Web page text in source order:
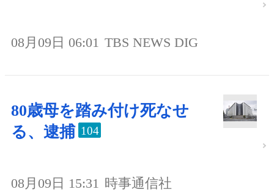
08月09日 06:01 TBS NEWS DIG
80歳母を踏み付け死なせ
る、逮捕 104
08月09日 15:31 時事通信社